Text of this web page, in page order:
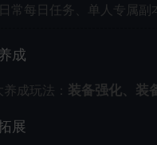
常每日任务、单人专属副
成
成玩法： 装备强化、装
展